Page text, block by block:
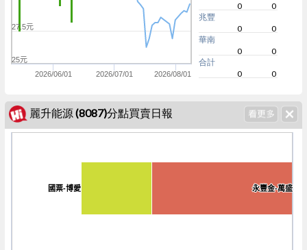
2026/06/01 2026/07/01 2026/08/01
25元
27.5元
0
0
兆豐
0
0
華南
0
0
合計
0
0
麗升能源 (8087)分點買賣日報
永豐金-萬盛
永豐金-萬盛
國票-博愛
國票-博愛